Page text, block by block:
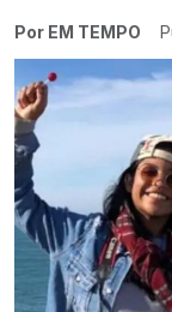
Por EM TEMPO